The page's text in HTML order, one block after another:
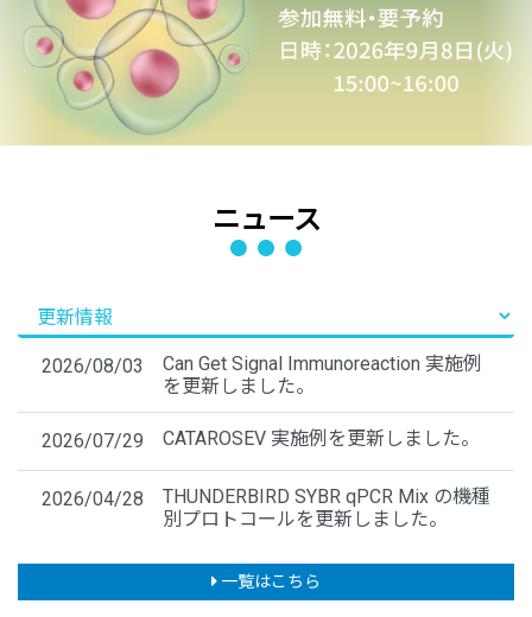
ニュース
2026/08/03
Can Get Signal Immunoreaction 実施例
を更新しました。
2026/07/29 CATAROSEV 実施例を更新しました。
2026/04/28
THUNDERBIRD SYBR qPCR Mix の機種
別プロトコールを更新しました。
一覧はこちら